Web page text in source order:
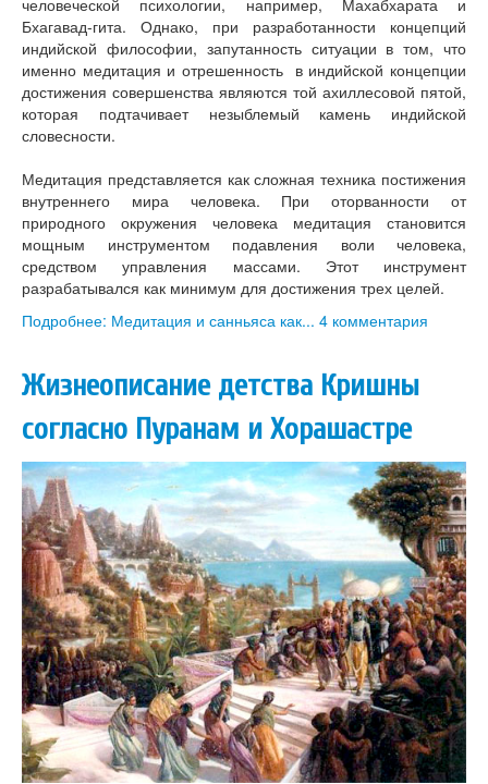
человеческой психологии, например, Махабхарата и
Бхагавад-гита. Однако, при разработанности концепций
индийской философии, запутанность ситуации в том, что
именно медитация и отрешенность в индийской концепции
достижения совершенства являются той ахиллесовой пятой,
которая подтачивает незыблемый камень индийской
словесности.
Медитация представляется как сложная техника постижения
внутреннего мира человека. При оторванности от
природного окружения человека медитация становится
мощным инструментом подавления воли человека,
средством управления массами. Этот инструмент
разрабатывался как минимум для достижения трех целей.
Подробнее: Медитация и санньяса как... 4 комментария
Жизнеописание детства Кришны
согласно Пуранам и Хорашастре